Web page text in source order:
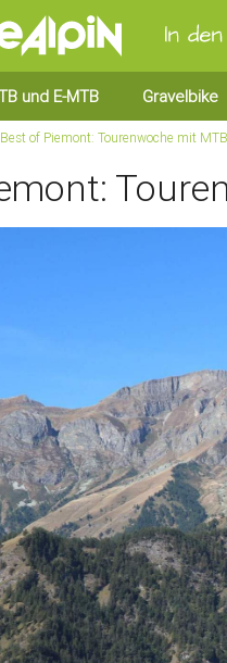
und E-MTB Gravelbike
Best of Piemont: Tourenwoche mit MTB